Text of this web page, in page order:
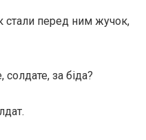
стали перед ним жучок,
за біда?